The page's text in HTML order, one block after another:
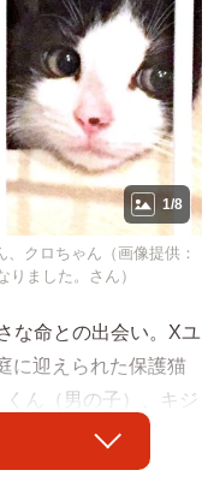
1/8
クロちゃん（画像提供：
ました。さん）
な命との出会い。Xユ
に迎えられた保護猫
ん（男の子）、キジ
チワレの「クロ」ち
のびのびと発揮しな